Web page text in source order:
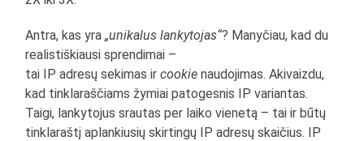
Antra, kas yra„unikalus lankytojas“? Manyčiau, kad du
realistiškiausi sprendimai –
tai IP adresų sekimas ircookienaudojimas. Akivaizdu,
kad tinklaraščiams žymiai patogesnis IP variantas.
Taigi, lankytojus srautas per laiko vienetą – tai ir būtų
tinklaraštį aplankiusių skirtingų IP adresų skaičius. IP